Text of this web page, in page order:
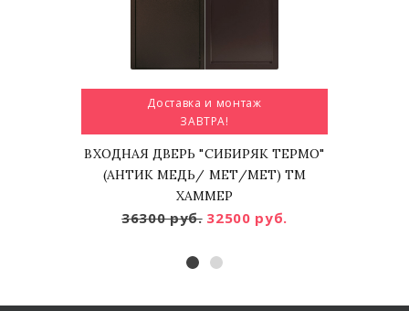
Доставка и монтаж
ЗАВТРА!
ВХОДНАЯ ДВЕРЬ "СИБИРЯК ТЕРМО"
(АНТИК МЕДЬ/ МЕТ/МЕТ) ТМ
ХАММЕР
36300 руб. 32500 руб.